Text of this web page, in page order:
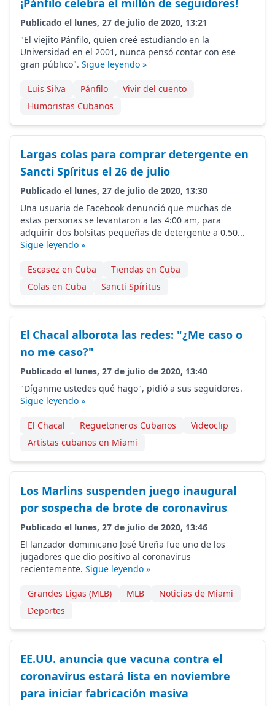
¡Pánfilo celebra el millón de seguidores!
Publicado el lunes, 27 de julio de 2020, 13:21
"El viejito Pánfilo, quien creé estudiando en la
Universidad en el 2001, nunca pensó contar con ese
gran público". Sigue leyendo »
Luis Silva Pánfilo
Vivir del cuento
Humoristas Cubanos
Largas colas para comprar detergente en
Sancti Spíritus el 26 de julio
Publicado el lunes, 27 de julio de 2020, 13:30
Una usuaria de Facebook denunció que muchas de
estas personas se levantaron a las 4:00 am, para
adquirir dos bolsitas pequeñas de detergente a 0.50...
Sigue leyendo »
Escasez en Cuba
Tiendas en Cuba
Colas en Cuba
Sancti Spíritus
El Chacal alborota las redes: "¿Me caso o
no me caso?"
Publicado el lunes, 27 de julio de 2020, 13:40
"Díganme ustedes qué hago", pidió a sus seguidores.
Sigue leyendo »
El Chacal Reguetoneros Cubanos
Videoclip
Artistas cubanos en Miami
Los Marlins suspenden juego inaugural
por sospecha de brote de coronavirus
Publicado el lunes, 27 de julio de 2020, 13:46
El lanzador dominicano José Ureña fue uno de los
jugadores que dio positivo al coronavirus
recientemente. Sigue leyendo »
Grandes Ligas (MLB) MLB
Noticias de Miami
Deportes
EE.UU. anuncia que vacuna contra el
coronavirus estará lista en noviembre
para iniciar fabricación masiva